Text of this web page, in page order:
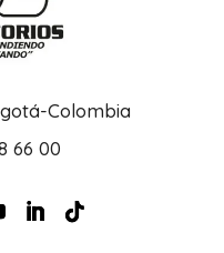
Colombia
66 00